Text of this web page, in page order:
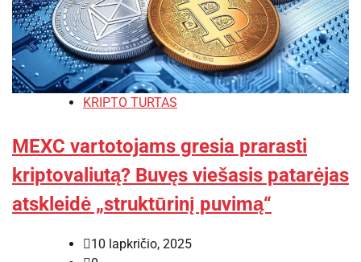
KRIPTO TURTAS
MEXC vartotojams gresia prarasti
kriptovaliutą? Buvęs viešasis patarėjas
atskleidė „struktūrinį puvimą“
10 lapkričio, 2025